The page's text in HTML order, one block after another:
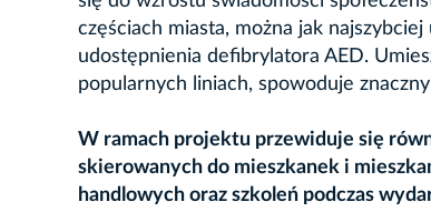
częściach miasta, można jak
udostępnienia defibrylatora AED.
popularnych liniach, spowoduje
W ramach projektu przewiduje się
skierowanych do mieszkanek i
handlowych oraz szkoleń podczas